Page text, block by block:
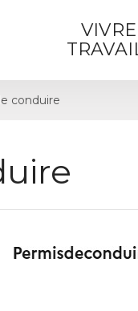
conduire